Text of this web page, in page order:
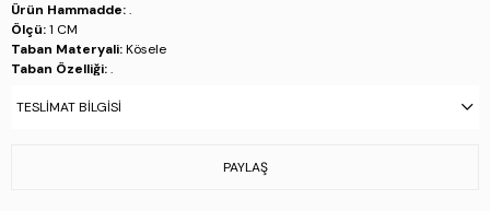
Ürün Hammadde:.
Ölçü:1 CM
Taban Materyali:Kösele
Taban Özelliği:.
Üretim Yeri:İtalya
TESLIMAT BILGISI
PAYLAŞ